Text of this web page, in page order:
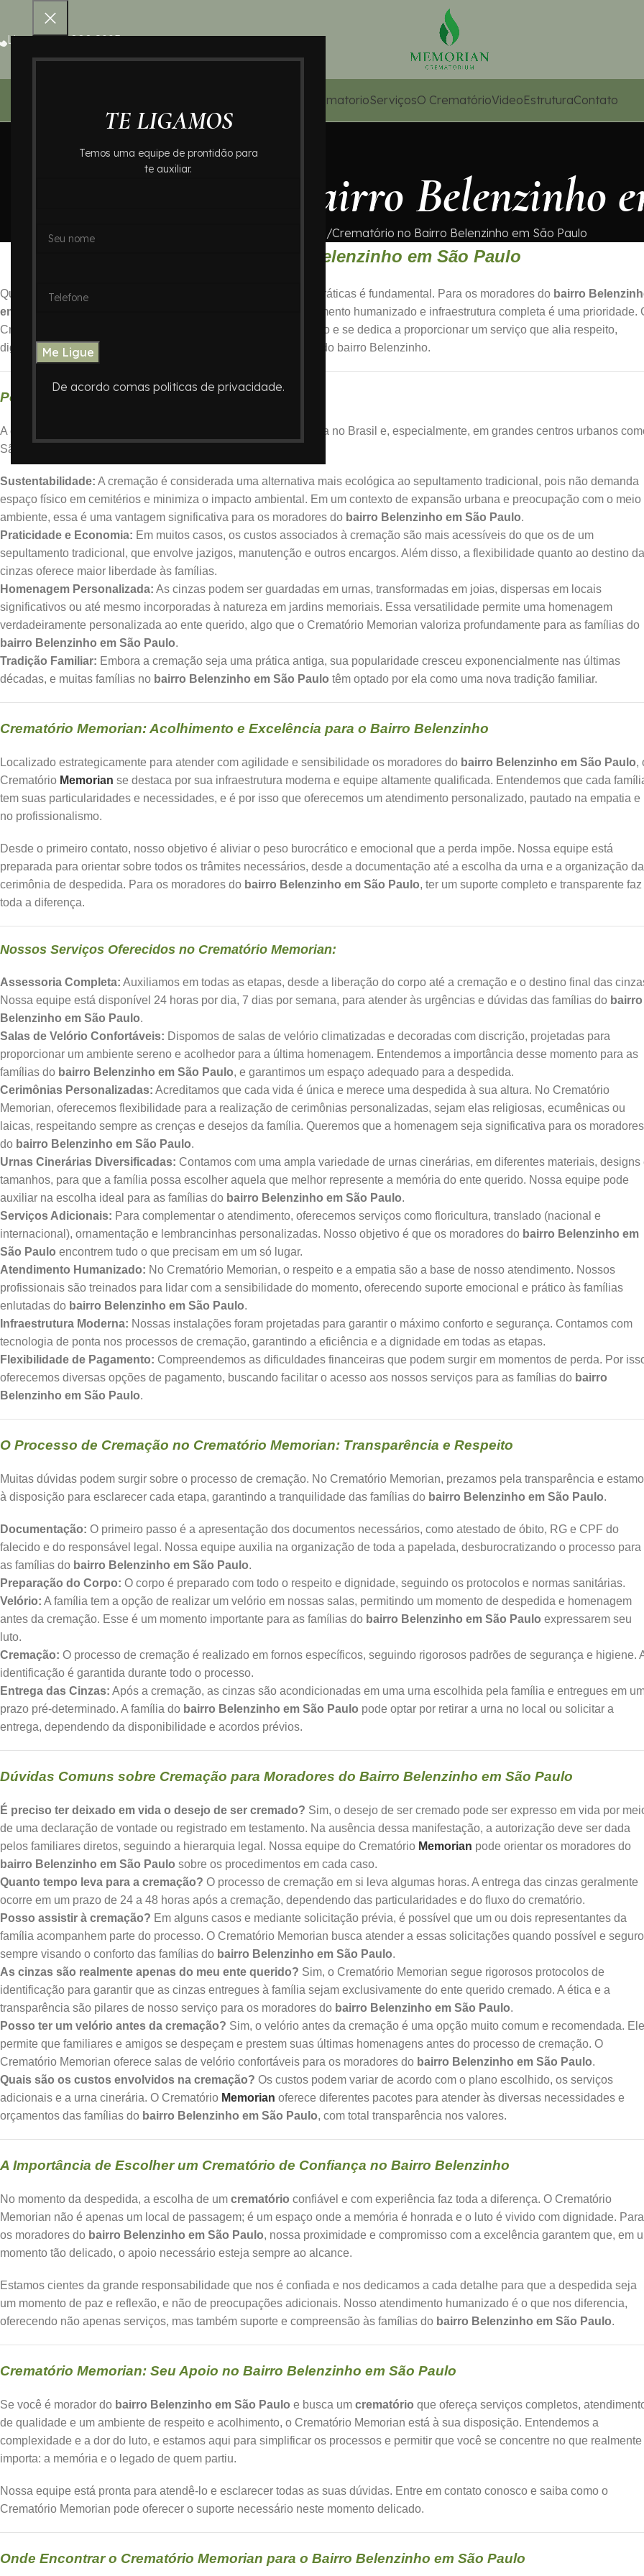
TE LIGAMOS
Temos uma equipe de prontidão para
te auxiliar.
De acordo comas politicas de privacidade.
Ligue 0800 000 8995
Home – CrematorioServiçosO CrematórioVideoEstruturaContato
Crematório no Bairro Belenzinho
Crematório no Bairro Belenzinho em São Paulo
Crematório no Bairro Belenzinho em São Paulo
Quando a dor da perda se instala, encontrar apoio e soluções práticas é fundamental. Para os moradores do bairro
em São Paulo
que ofereça atendimento humanizado e infraestrutura completa é uma prioridade.
Crematório
compreende a delicadeza desse momento e se dedica a proporcionar um serviço que alia respeito,
dignidade e acolhimento, estando sempre ao lado das famílias do bairro Belenzinho.
Por Que Escolher a Cremação?
A cremação tem se tornado uma opção cada vez mais procurada no Brasil e, especialmente, em grandes centros urbanos
São Paulo. Várias razões contribuem para essa escolha:
Sustentabilidade: A cremação é considerada uma alternativa mais ecológica ao sepultamento tradicional, pois não demanda
espaço físico em cemitérios e minimiza o impacto ambiental. Em um contexto de expansão urbana e preocupação com o meio
ambiente, essa é uma vantagem significativa para os moradores do bairro Belenzinho em São Paulo.
Praticidade e Economia: Em muitos casos, os custos associados à cremação são mais acessíveis do que os de um
sepultamento tradicional, que envolve jazigos, manutenção e outros encargos. Além disso, a flexibilidade quanto ao destino
cinzas oferece maior liberdade às famílias.
Homenagem Personalizada: As cinzas podem ser guardadas em urnas, transformadas em joias, dispersas em locais
significativos ou até mesmo incorporadas à natureza em jardins memoriais. Essa versatilidade permite uma homenagem
verdadeiramente personalizada ao ente querido, algo que o Crematório Memorian valoriza profundamente para as famílias do
bairro Belenzinho em São Paulo.
Tradição Familiar: Embora a cremação seja uma prática antiga, sua popularidade cresceu exponencialmente nas últimas
décadas, e muitas famílias no bairro Belenzinho em São Paulo têm optado por ela como uma nova tradição familiar.
Crematório Memorian: Acolhimento e Excelência para o Bairro Belenzinho
Localizado estrategicamente para atender com agilidade e sensibilidade os moradores do bairro Belenzinho em São Paulo,
Crematório Memorian se destaca por sua infraestrutura moderna e equipe altamente qualificada. Entendemos que cada
tem suas particularidades e necessidades, e é por isso que oferecemos um atendimento personalizado, pautado na empatia e
no profissionalismo.
Desde o primeiro contato, nosso objetivo é aliviar o peso burocrático e emocional que a perda impõe. Nossa equipe está
preparada para orientar sobre todos os trâmites necessários, desde a documentação até a escolha da urna e a organização da
cerimônia de despedida. Para os moradores do bairro Belenzinho em São Paulo, ter um suporte completo e transparente faz
toda a diferença.
Nossos Serviços Oferecidos no Crematório Memorian:
Assessoria Completa: Auxiliamos em todas as etapas, desde a liberação do corpo até a cremação e o destino final das
Nossa equipe está disponível 24 horas por dia, 7 dias por semana, para atender às urgências e dúvidas das famílias do bairro
Belenzinho em São Paulo.
Salas de Velório Confortáveis: Dispomos de salas de velório climatizadas e decoradas com discrição, projetadas para
proporcionar um ambiente sereno e acolhedor para a última homenagem. Entendemos a importância desse momento para as
famílias do bairro Belenzinho em São Paulo, e garantimos um espaço adequado para a despedida.
Cerimônias Personalizadas: Acreditamos que cada vida é única e merece uma despedida à sua altura. No Crematório
Memorian, oferecemos flexibilidade para a realização de cerimônias personalizadas, sejam elas religiosas, ecumênicas ou
laicas, respeitando sempre as crenças e desejos da família. Queremos que a homenagem seja significativa para os moradores
do bairro Belenzinho em São Paulo.
Urnas Cinerárias Diversificadas: Contamos com uma ampla variedade de urnas cinerárias, em diferentes materiais, designs
tamanhos, para que a família possa escolher aquela que melhor represente a memória do ente querido. Nossa equipe pode
auxiliar na escolha ideal para as famílias do bairro Belenzinho em São Paulo.
Serviços Adicionais: Para complementar o atendimento, oferecemos serviços como floricultura, translado (nacional e
internacional), ornamentação e lembrancinhas personalizadas. Nosso objetivo é que os moradores do bairro Belenzinho em
São Paulo encontrem tudo o que precisam em um só lugar.
Atendimento Humanizado: No Crematório Memorian, o respeito e a empatia são a base de nosso atendimento. Nossos
profissionais são treinados para lidar com a sensibilidade do momento, oferecendo suporte emocional e prático às famílias
enlutadas do bairro Belenzinho em São Paulo.
Infraestrutura Moderna: Nossas instalações foram projetadas para garantir o máximo conforto e segurança. Contamos com
tecnologia de ponta nos processos de cremação, garantindo a eficiência e a dignidade em todas as etapas.
Flexibilidade de Pagamento: Compreendemos as dificuldades financeiras que podem surgir em momentos de perda. Por
oferecemos diversas opções de pagamento, buscando facilitar o acesso aos nossos serviços para as famílias do bairro
Belenzinho em São Paulo.
O Processo de Cremação no Crematório Memorian: Transparência e Respeito
Muitas dúvidas podem surgir sobre o processo de cremação. No Crematório Memorian, prezamos pela transparência e
à disposição para esclarecer cada etapa, garantindo a tranquilidade das famílias do bairro Belenzinho em São Paulo.
Documentação: O primeiro passo é a apresentação dos documentos necessários, como atestado de óbito, RG e CPF do
falecido e do responsável legal. Nossa equipe auxilia na organização de toda a papelada, desburocratizando o processo para
as famílias do bairro Belenzinho em São Paulo.
Preparação do Corpo: O corpo é preparado com todo o respeito e dignidade, seguindo os protocolos e normas sanitárias.
Velório: A família tem a opção de realizar um velório em nossas salas, permitindo um momento de despedida e homenagem
antes da cremação. Esse é um momento importante para as famílias do bairro Belenzinho em São Paulo expressarem seu
luto.
Cremação: O processo de cremação é realizado em fornos específicos, seguindo rigorosos padrões de segurança e higiene.
identificação é garantida durante todo o processo.
Entrega das Cinzas: Após a cremação, as cinzas são acondicionadas em uma urna escolhida pela família e entregues em
prazo pré-determinado. A família do bairro Belenzinho em São Paulo pode optar por retirar a urna no local ou solicitar a
entrega, dependendo da disponibilidade e acordos prévios.
Dúvidas Comuns sobre Cremação para Moradores do Bairro Belenzinho em São Paulo
É preciso ter deixado em vida o desejo de ser cremado? Sim, o desejo de ser cremado pode ser expresso em vida por
de uma declaração de vontade ou registrado em testamento. Na ausência dessa manifestação, a autorização deve ser dada
pelos familiares diretos, seguindo a hierarquia legal. Nossa equipe do Crematório Memorian pode orientar os moradores do
bairro Belenzinho em São Paulo sobre os procedimentos em cada caso.
Quanto tempo leva para a cremação? O processo de cremação em si leva algumas horas. A entrega das cinzas geralmente
ocorre em um prazo de 24 a 48 horas após a cremação, dependendo das particularidades e do fluxo do crematório.
Posso assistir à cremação? Em alguns casos e mediante solicitação prévia, é possível que um ou dois representantes da
família acompanhem parte do processo. O Crematório Memorian busca atender a essas solicitações quando possível e
sempre visando o conforto das famílias do bairro Belenzinho em São Paulo.
As cinzas são realmente apenas do meu ente querido? Sim, o Crematório Memorian segue rigorosos protocolos de
identificação para garantir que as cinzas entregues à família sejam exclusivamente do ente querido cremado. A ética e a
transparência são pilares de nosso serviço para os moradores do bairro Belenzinho em São Paulo.
Posso ter um velório antes da cremação? Sim, o velório antes da cremação é uma opção muito comum e recomendada. Ele
permite que familiares e amigos se despeçam e prestem suas últimas homenagens antes do processo de cremação. O
Crematório Memorian oferece salas de velório confortáveis para os moradores do bairro Belenzinho em São Paulo.
Quais são os custos envolvidos na cremação? Os custos podem variar de acordo com o plano escolhido, os serviços
adicionais e a urna cinerária. O Crematório Memorian oferece diferentes pacotes para atender às diversas necessidades e
orçamentos das famílias do bairro Belenzinho em São Paulo, com total transparência nos valores.
A Importância de Escolher um Crematório de Confiança no Bairro Belenzinho
No momento da despedida, a escolha de um crematório confiável e com experiência faz toda a diferença. O Crematório
Memorian não é apenas um local de passagem; é um espaço onde a memória é honrada e o luto é vivido com dignidade. Para
os moradores do bairro Belenzinho em São Paulo, nossa proximidade e compromisso com a excelência garantem que, em
momento tão delicado, o apoio necessário esteja sempre ao alcance.
Estamos cientes da grande responsabilidade que nos é confiada e nos dedicamos a cada detalhe para que a despedida seja
um momento de paz e reflexão, e não de preocupações adicionais. Nosso atendimento humanizado é o que nos diferencia,
oferecendo não apenas serviços, mas também suporte e compreensão às famílias do bairro Belenzinho em São Paulo.
Crematório Memorian: Seu Apoio no Bairro Belenzinho em São Paulo
Se você é morador do bairro Belenzinho em São Paulo e busca um crematório que ofereça serviços completos,
de qualidade e um ambiente de respeito e acolhimento, o Crematório Memorian está à sua disposição. Entendemos a
complexidade e a dor do luto, e estamos aqui para simplificar os processos e permitir que você se concentre no que realmente
importa: a memória e o legado de quem partiu.
Nossa equipe está pronta para atendê-lo e esclarecer todas as suas dúvidas. Entre em contato conosco e saiba como o
Crematório Memorian pode oferecer o suporte necessário neste momento delicado.
Onde Encontrar o Crematório Memorian para o Bairro Belenzinho em São Paulo